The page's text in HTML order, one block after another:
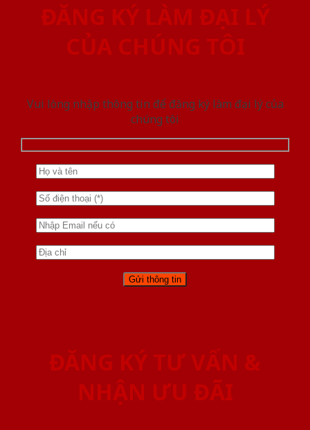
ĐĂNG KÝ LÀM ĐẠI LÝ
CỦA CHÚNG TÔI
Vui lòng nhập thông tin để đăng ký làm đại lý của
chúng tôi
ĐĂNG KÝ TƯ VẤN &
NHẬN ƯU ĐÃI